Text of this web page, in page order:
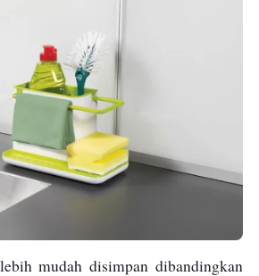
mudah disimpan dibandingkan